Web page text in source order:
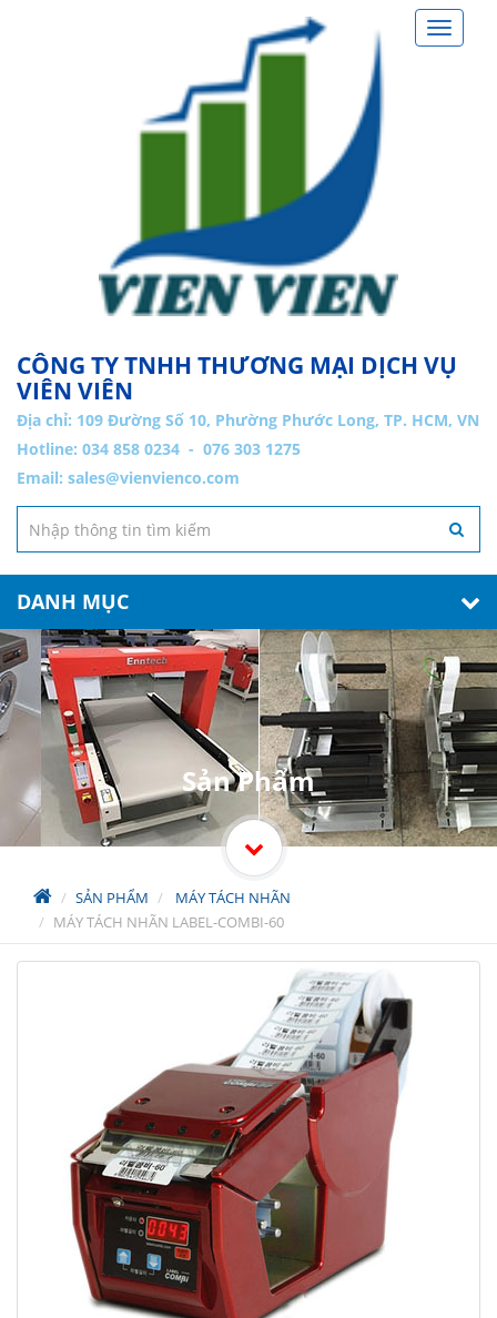
Toggle
CÔNG TY TNHH THƯƠNG MẠI DỊCH VỤ
VIÊN VIÊN
Địa chỉ: 109 Đường Số 10, Phường Phước Long, TP. HCM, VN
Hotline: 034 858 0234 - 076 303 1275
Email: sales@vienvienco.com
DANH MỤC
SẢN PHẨM
MÁY TÁCH NHÃN
MÁY TÁCH NHÃN LABEL-COMBI-60
Sản Phẩm